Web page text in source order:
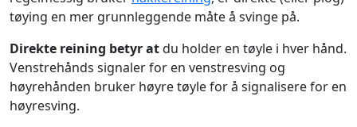
tøying en mer grunnleggende måte å svinge på.
Direkte reining betyr atdu holder en tøyle i hver hånd.
Venstrehånds signaler for en venstresving og
høyrehånden bruker høyre tøyle for å signalisere for en
høyresving.